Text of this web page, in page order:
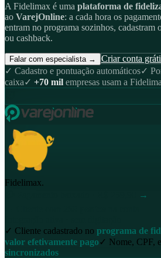
A Fidelimax é uma plataforma de
ao VarejOnline: a cada hora os
entram no programa sozinhos, cadastram
ou cashback.
Falar com especialista →
Criar conta
✓ Cadastro e pontuação automáticos✓
caixa✓ +70 mil empresas usam a
Fidelimax.
→
✓ Cliente cadastrado no programa de
valor efetivamente pago ✓ Nome, CPF,
sincronizados